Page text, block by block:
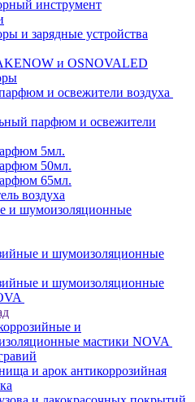
инструмент
и зарядные устройства
и OSNOVALED
и освежители воздуха
парфюм и освежители
5мл.
50мл.
65мл.
воздуха
и шумоизоляционные
и шумоизоляционные
и шумоизоляционные
и
мастики NOVA
и арок антикоррозийная